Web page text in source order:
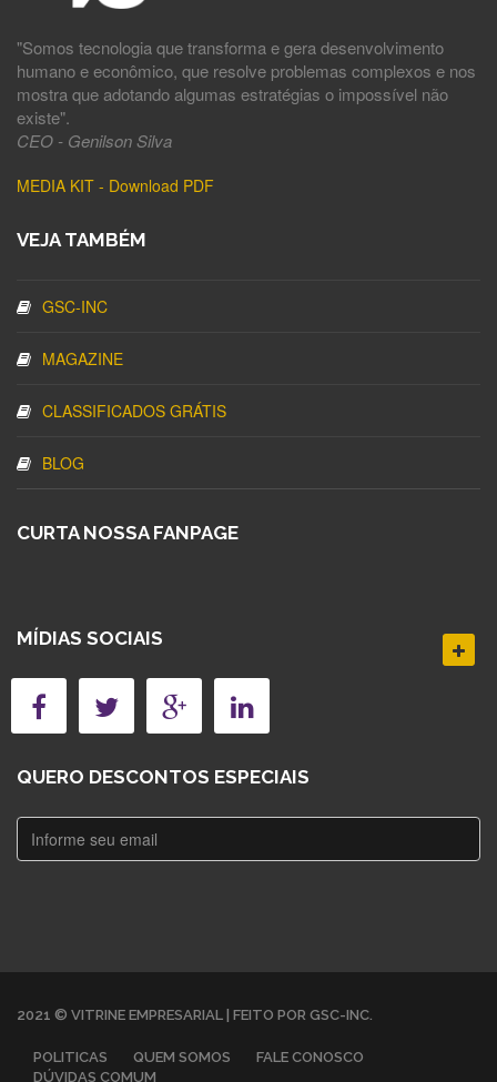
"Somos tecnologia que transforma e gera desenvolvimento
humano e econômico, que resolve problemas complexos e nos
mostra que adotando algumas estratégias o impossível não
existe".
CEO - Genilson Silva
MEDIA KIT - Download PDF
VEJA TAMBÉM
GSC-INC
MAGAZINE
CLASSIFICADOS GRÁTIS
BLOG
CURTA NOSSA FANPAGE
MÍDIAS SOCIAIS
QUERO DESCONTOS ESPECIAIS
2021 © VITRINE EMPRESARIAL | FEITO POR GSC-INC.
POLITICAS QUEM SOMOS
FALE CONOSCO
DÚVIDAS COMUM